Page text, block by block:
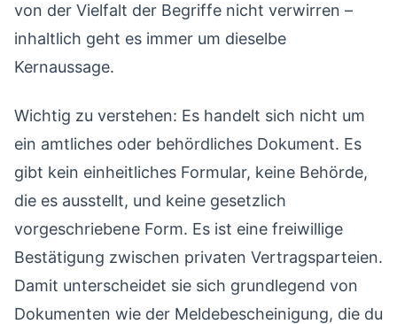
von der Vielfalt der Begriffe nicht verwirren –
inhaltlich geht es immer um dieselbe
Kernaussage.
Wichtig zu verstehen: Es handelt sich nicht um
ein amtliches oder behördliches Dokument. Es
gibt kein einheitliches Formular, keine Behörde,
die es ausstellt, und keine gesetzlich
vorgeschriebene Form. Es ist eine freiwillige
Bestätigung zwischen privaten Vertragsparteien.
Damit unterscheidet sie sich grundlegend von
Dokumenten wie der Meldebescheinigung, die du